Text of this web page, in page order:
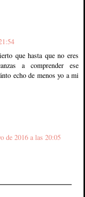
que hasta que no eres
a comprender ese
echo de menos yo a mi
de 2016 a las 20:05